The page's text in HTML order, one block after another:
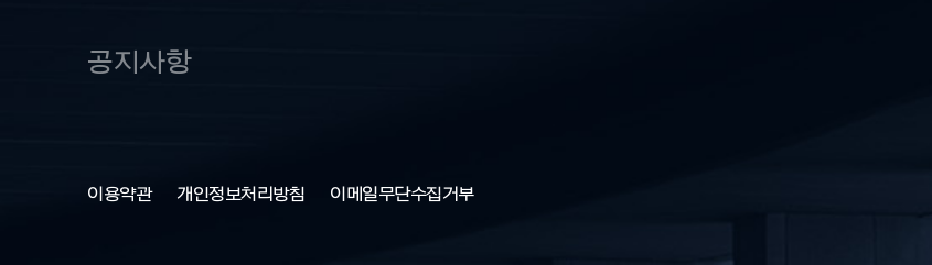
공지사항
이용약관 개인정보처리방침 이메일무단수집거부